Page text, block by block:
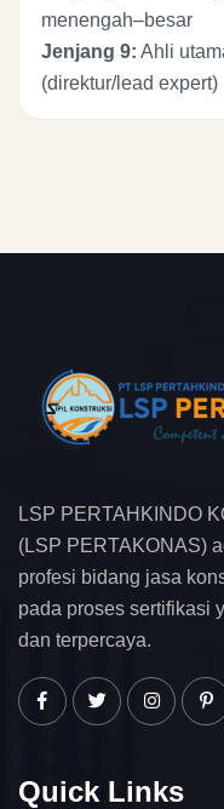
menengah–besar
Jenjang 9: Ahli
(direktur/lead expert)
LSP PERTAHKINDO
(LSP PERTAKONAS)
profesi bidang jasa
pada proses sertifikasi
dan terpercaya.
Quick Links